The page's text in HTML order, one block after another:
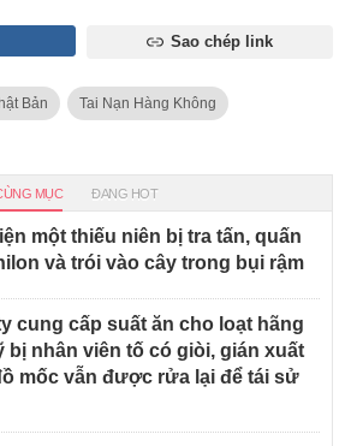
Sao chép link
Bản Tai Nạn Hàng Không
MỤC ĐANG HOT
một thiếu niên bị tra tấn, quấn
và trói vào cây trong bụi rậm
cung cấp suất ăn cho loạt hãng
bị nhân viên tố có giòi, gián xuất
mốc vẫn được rửa lại để tái sử